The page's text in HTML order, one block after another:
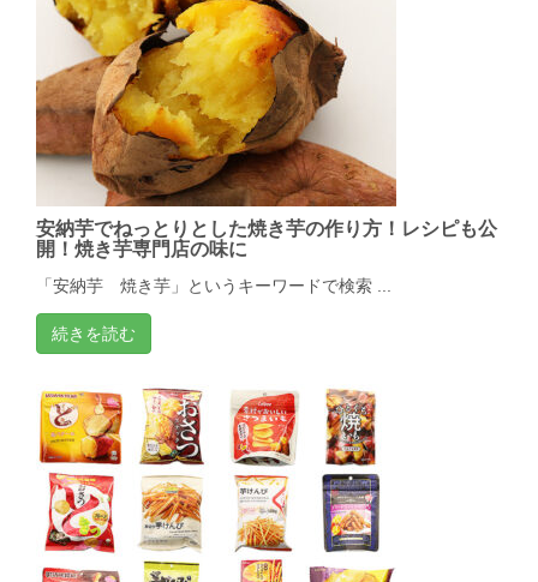
安納芋でねっとりとした焼き芋の作り方！レシピも公
開！焼き芋専門店の味に
「安納芋 焼き芋」というキーワードで検索 ...
続きを読む